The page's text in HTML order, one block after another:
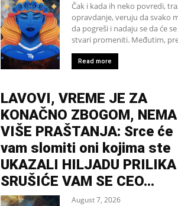
Čak i kada ih neko povredi,
opravdanje, veruju da svako
da pogreši i nadaju se da će se
stvari promeniti. Međutim,
Read more
LAVOVI, VREME JE ZA
KONAČNO ZBOGOM, NEMA
VIŠE PRAŠTANJA: Srce će
vam slomiti oni kojima ste
UKAZALI HILJADU
SRUŠIĆE VAM SE CEO...
August 7, 2026